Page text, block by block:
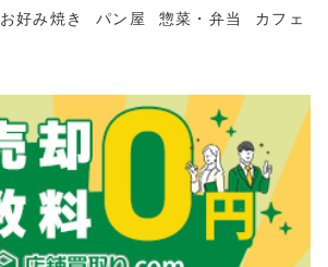
お好み焼き パン屋 惣菜・弁当
カフェ